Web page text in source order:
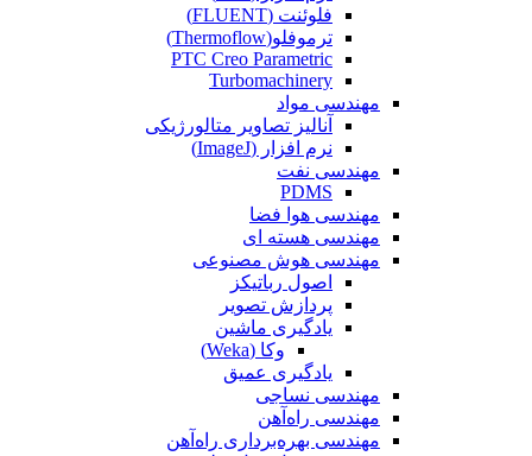
فلوئنت (FLUENT)
ترموفلو(Thermoflow)
PTC Creo Parametric
Turbomachinery
مهندسی مواد
آنالیز تصاویر متالورژیکی
نرم افزار (ImageJ)
مهندسی نفت
PDMS
مهندسی هوا فضا
مهندسی هسته ای
مهندسی هوش مصنوعی
اصول رباتیکز
پردازش تصویر
یادگیری ماشین
وکا (Weka)
یادگیری عمیق
مهندسی نساجی
مهندسی راه‌آهن
مهندسی بهره‌برداری راه‌آهن